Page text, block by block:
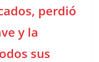
perdió
y la
sus